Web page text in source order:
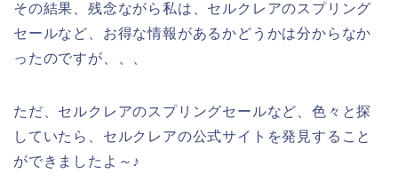
その結果、残念ながら私は、セルクレアのスプリング
セールなど、お得な情報があるかどうかは分からなか
ったのですが、、、
ただ、セルクレアのスプリングセールなど、色々と探
していたら、セルクレアの公式サイトを発見すること
ができましたよ～♪